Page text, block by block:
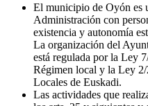
El municipio de Oyón es
Administración con
existencia y autonomía
La organización del
está regulada por la Ley
Régimen local y la Ley
Locales de Euskadi.
Las actividades que